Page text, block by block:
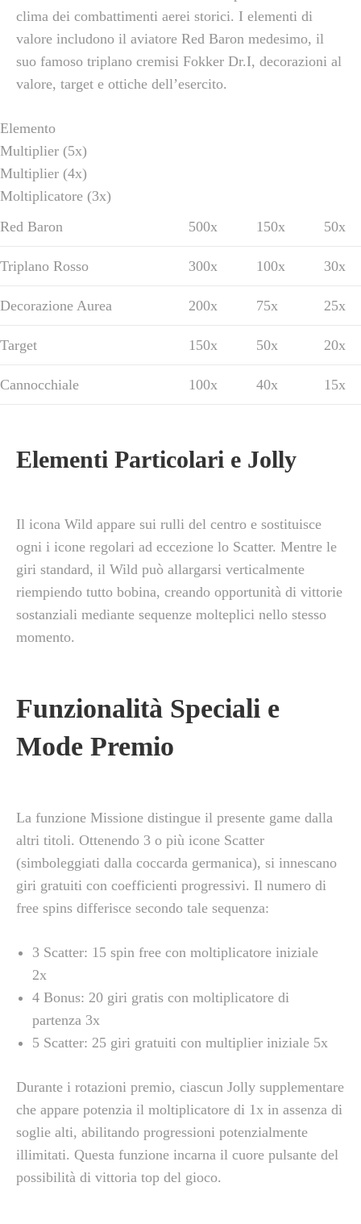
clima dei combattimenti aerei storici. I elementi di
valore includono il aviatore Red Baron medesimo, il
suo famoso triplano cremisi Fokker Dr.I, decorazioni al
valore, target e ottiche dell’esercito.
Elemento
Multiplier (5x)
Multiplier (4x)
Moltiplicatore (3x)
Red Baron
500x 150x 50x
Triplano Rosso 300x 100x 30x
Decorazione Aurea 200x 75x 25x
Target 150x 50x 20x
Cannocchiale 100x 40x 15x
Elementi Particolari e Jolly
Il icona Wild appare sui rulli del centro e sostituisce
ogni i icone regolari ad eccezione lo Scatter. Mentre le
giri standard, il Wild può allargarsi verticalmente
riempiendo tutto bobina, creando opportunità di vittorie
sostanziali mediante sequenze molteplici nello stesso
momento.
Funzionalità Speciali e
Mode Premio
La funzione Missione distingue il presente game dalla
altri titoli. Ottenendo 3 o più icone Scatter
(simboleggiati dalla coccarda germanica), si innescano
giri gratuiti con coefficienti progressivi. Il numero di
free spins differisce secondo tale sequenza:
3 Scatter: 15 spin free con moltiplicatore iniziale
2x
4 Bonus: 20 giri gratis con moltiplicatore di
partenza 3x
5 Scatter: 25 giri gratuiti con multiplier iniziale 5x
Durante i rotazioni premio, ciascun Jolly supplementare
che appare potenzia il moltiplicatore di 1x in assenza di
soglie alti, abilitando progressioni potenzialmente
illimitati. Questa funzione incarna il cuore pulsante del
possibilità di vittoria top del gioco.